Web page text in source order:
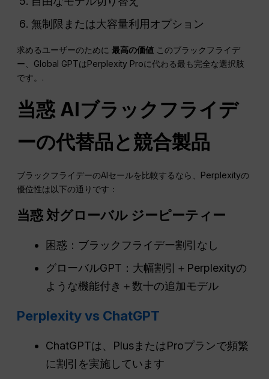
無制限または大容量利用オプション
求めるユーザーのために最高の価値 このブラックフライデ
ー、Global GPTはPerplexity Proに代わる最も完全な選択肢
です。.
当惑 AIブラックフライデ
ーの代替品と競合製品
ブラックフライデーのAIセールを比較するなら、Perplexityの
優位性は以下の通りです：
当惑 対グローバル ジーピーティー
困惑：ブラックフライデー割引なし
グローバルGPT：大幅割引＋Perplexityの
ような機能付き＋数十の追加モデル
Perplexity vs ChatGPT
ChatGPTは、PlusまたはProプランで頻繁
に割引を実施しています